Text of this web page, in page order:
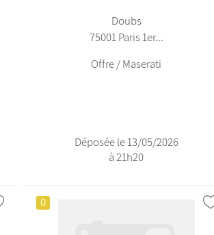
Doubs
75001 Paris 1er...
Offre / Maserati
Déposée le 13/05/2026
à 21h20
0